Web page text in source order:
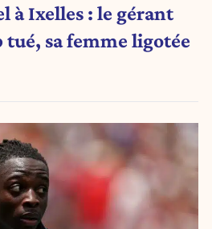
à Ixelles : le gérant
sa femme ligotée